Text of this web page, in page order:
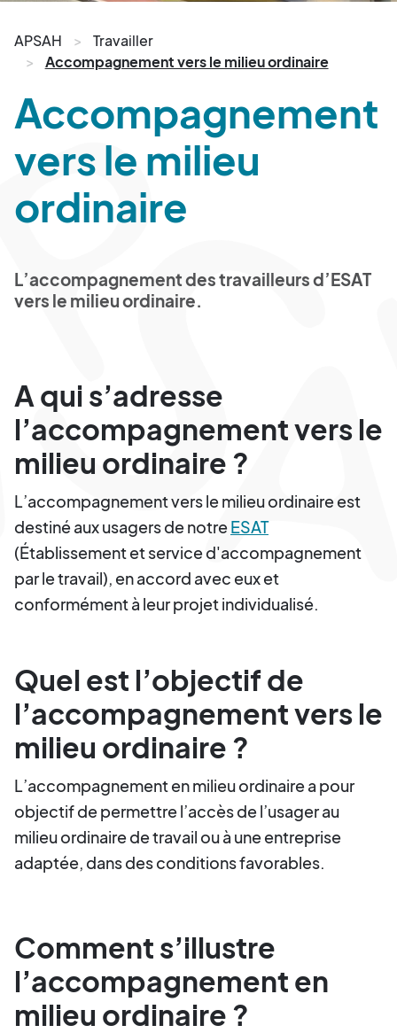
APSAH
Travailler
Accompagnement vers le milieu ordinaire
Accompagnement
vers le milieu
ordinaire
L’accompagnement des travailleurs d’ESAT
vers le milieu ordinaire.
A qui s’adresse
l’accompagnement vers le
milieu ordinaire ?
L’accompagnement vers le milieu ordinaire est
destiné aux usagers de notreESAT
(Établissement et service d'accompagnement
par le travail), en accord avec eux et
conformément à leur projet individualisé.
Quel est l’objectif de
l’accompagnement vers le
milieu ordinaire ?
L’accompagnement en milieu ordinaire a pour
objectif de permettre l’accès de l’usager au
milieu ordinaire de travail ou à une entreprise
adaptée, dans des conditions favorables.
Comment s’illustre
l’accompagnement en
milieu ordinaire ?